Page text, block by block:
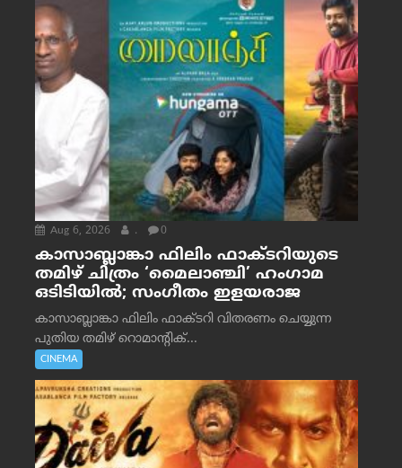
Aug 6, 2026 . 0
കാസാബ്ലാങ്കാ ഫിലിം ഫാക്ടറിയുടെ
തമിഴ് ചിത്രം ‘മൈലാഞ്ചി’ ഹംഗാമ
ഒടിടിയിൽ; സംഗീതം ഇളയരാജ
കാസാബ്ലാങ്കാ ഫിലിം ഫാക്ടറി വിതരണം ചെയ്യുന്ന
പുതിയ തമിഴ് റൊമാന്റിക്...
CINEMA